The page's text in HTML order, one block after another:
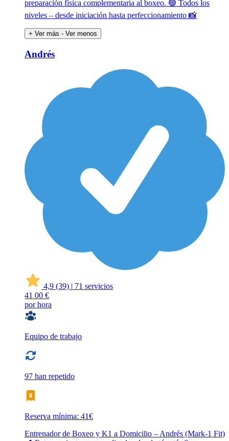
preparación física complementaria al boxeo. 🟢 Todos los
niveles – desde iniciación hasta perfeccionamiento 📸
+ Ver más - Ver menos
Andrés
4,9 (39) | 71 servicios
41 00 €
por hora
Equipo de trabajo
97 han repetido
Reserva mínima: 41€
Entrenador de Boxeo y K1 a Domicilio – Andrés (Mark-1 Fit)